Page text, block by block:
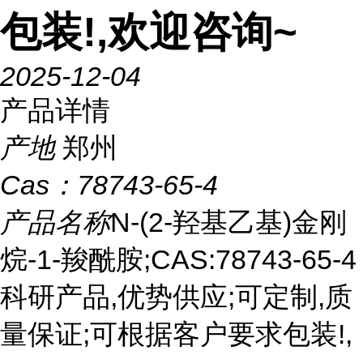
包装!,欢迎咨询~
2025-12-04
产品详情
产地 郑州
Cas： 78743-65-4
产品名称N-(2-羟基乙基)金刚
烷-1-羧酰胺;CAS:78743-65-4
科研产品,优势供应;可定制,质
量保证;可根据客户要求包装!,